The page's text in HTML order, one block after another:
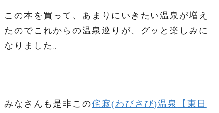
この本を買って、あまりにいきたい温泉が増え
たのでこれからの温泉巡りが、グッと楽しみに
なりました。
みなさんも是非この侘寂(わびさび)温泉
【東日